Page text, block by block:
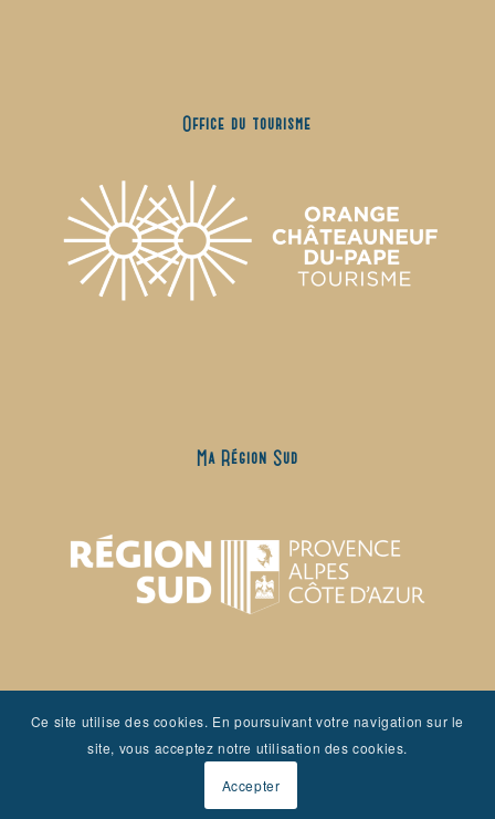
Office du tourisme
Ma Région Sud
Mairie de Jonquières #jonquieres #onatousbesoindusud
Ce site utilise des cookies. En poursuivant votre navigation sur le
site, vous acceptez notre utilisation des cookies.
Accepter